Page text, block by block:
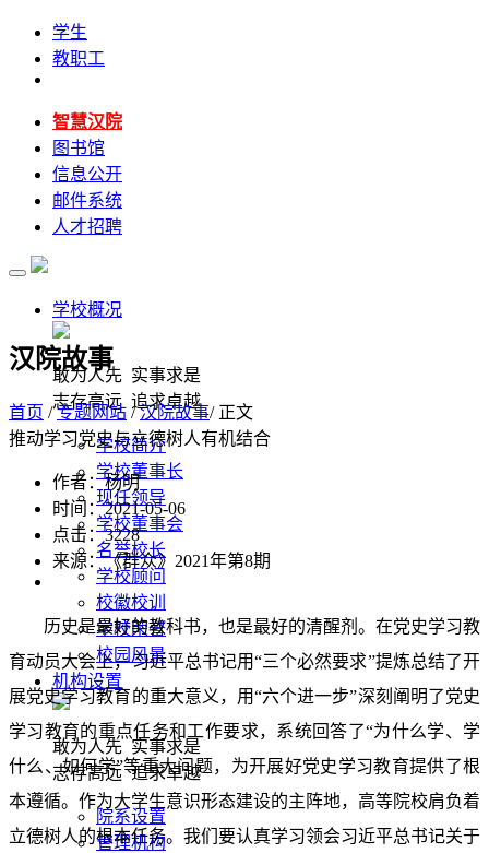
学生
教职工
智慧汉院
图书馆
信息公开
邮件系统
人才招聘
学校概况
敢为人先 实事求是
志存高远 追求卓越
学校简介
学校董事长
现任领导
学校董事会
名誉校长
学校顾问
校徽校训
学校荣誉
校园风景
机构设置
敢为人先 实事求是
志存高远 追求卓越
院系设置
管理机构
汉院故事
首页 /专题网站 /汉院故事/ 正文
推动学习党史与立德树人有机结合
作者：杨明
时间：2021-05-06
点击：3228
来源：《群众》2021年第8期
历史是最好的教科书，也是最好的清醒剂。在党史学习教
育动员大会上，习近平总书记用“三个必然要求”提炼总结了开
展党史学习教育的重大意义，用“六个进一步”深刻阐明了党史
学习教育的重点任务和工作要求，系统回答了“为什么学、学
什么、如何学”等重大问题，为开展好党史学习教育提供了根
本遵循。作为大学生意识形态建设的主阵地，高等院校肩负着
立德树人的根本任务。我们要认真学习领会习近平总书记关于